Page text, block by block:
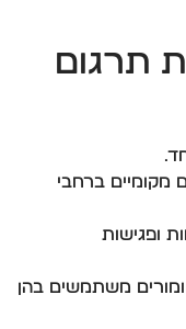
תרגום
ברחבי
ופגישות
משתמשים בהן